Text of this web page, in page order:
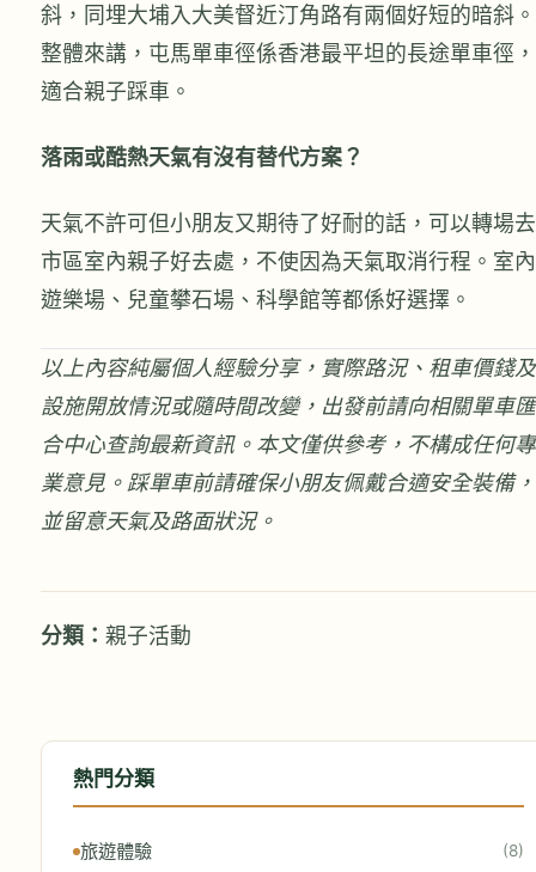
斜，同埋大埔入大美督近汀角路有兩個好短的暗斜。
整體來講，屯馬單車徑係香港最平坦的長途單車徑，
適合親子踩車。
落雨或酷熱天氣有沒有替代方案？
天氣不許可但小朋友又期待了好耐的話，可以轉場去
市區室內親子好去處，不使因為天氣取消行程。室內
遊樂場、兒童攀石場、科學館等都係好選擇。
以上內容純屬個人經驗分享，實際路況、租車價錢及
設施開放情況或隨時間改變，出發前請向相關單車匯
合中心查詢最新資訊。本文僅供參考，不構成任何專
業意見。踩單車前請確保小朋友佩戴合適安全裝備，
並留意天氣及路面狀況。
分類： 親子活動
熱門分類
旅遊體驗 (8)